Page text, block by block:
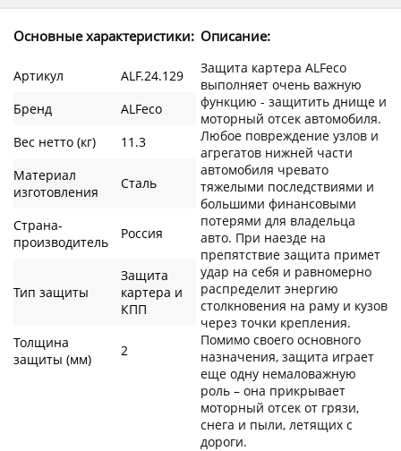
Основные характеристики:
Артикул
ALF.24.129
Бренд
ALFeco
Вес нетто (кг)
11.3
Материал
изготовления
Сталь
Страна-
производитель
Россия
Тип защиты
Защита
картера и
КПП
Толщина
защиты (мм)
2
Описание:
Защита картера ALFeco
выполняет очень важную
функцию - защитить днище и
моторный отсек автомобиля.
Любое повреждение узлов и
агрегатов нижней части
автомобиля чревато
тяжелыми последствиями и
большими финансовыми
потерями для владельца
авто. При наезде на
препятствие защита примет
удар на себя и равномерно
распределит энергию
столкновения на раму и кузов
через точки крепления.
Помимо своего основного
назначения, защита играет
еще одну немаловажную
роль – она прикрывает
моторный отсек от грязи,
снега и пыли, летящих с
дороги.